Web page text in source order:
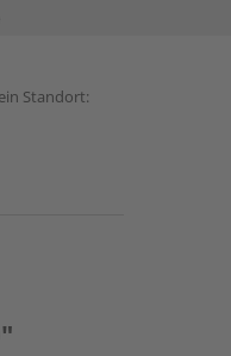
Standort: